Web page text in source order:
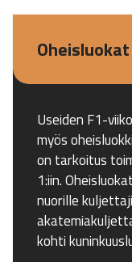
Oheisluokat
Useiden F1-
myös
on tarkoitus
1:iin.
nuorille
kohti